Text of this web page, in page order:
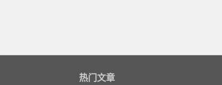
热门文章